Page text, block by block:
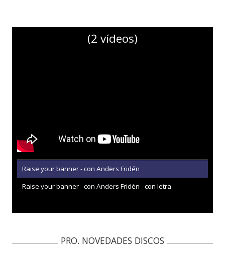
(2 vídeos)
Raise your banner - con Anders Fridén
Raise your banner - con Anders Fridén - con letra
PRO. NOVEDADES DISCOS